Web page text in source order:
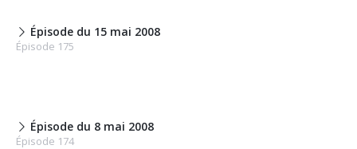
Épisode du 15 mai 2008
Épisode 175
Épisode du 8 mai 2008
Épisode 174